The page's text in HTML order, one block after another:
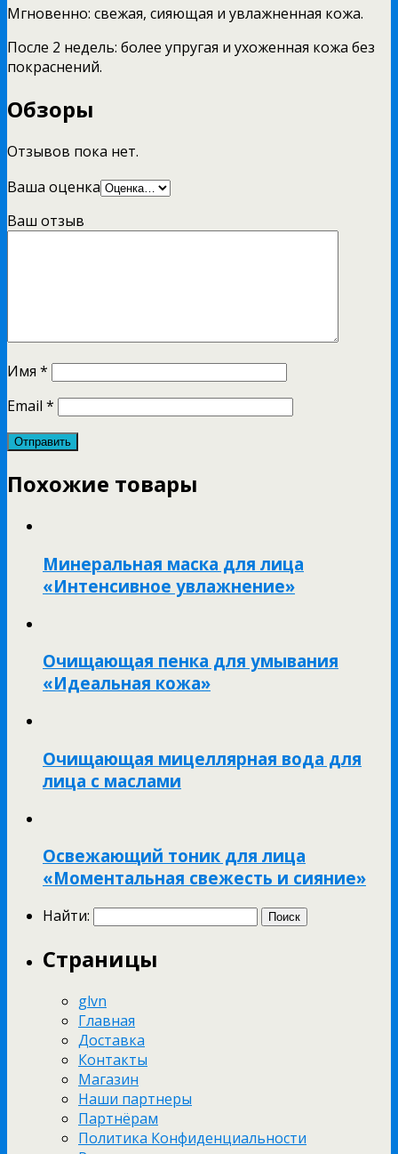
Мгновенно: свежая, сияющая и увлажненная кожа.
После 2 недель: более упругая и ухоженная кожа без
покраснений.
Обзоры
Отзывов пока нет.
Ваша оценка
Ваш отзыв
Имя *
Email *
Похожие товары
Минеральная маска для лица
«Интенсивное увлажнение»
Очищающая пенка для умывания
«Идеальная кожа»
Очищающая мицеллярная вода для
лица с маслами
Освежающий тоник для лица
«Моментальная свежесть и сияние»
Найти:
Страницы
glvn
Главная
Доставка
Контакты
Магазин
Наши партнеры
Партнёрам
Политика Конфиденциальности